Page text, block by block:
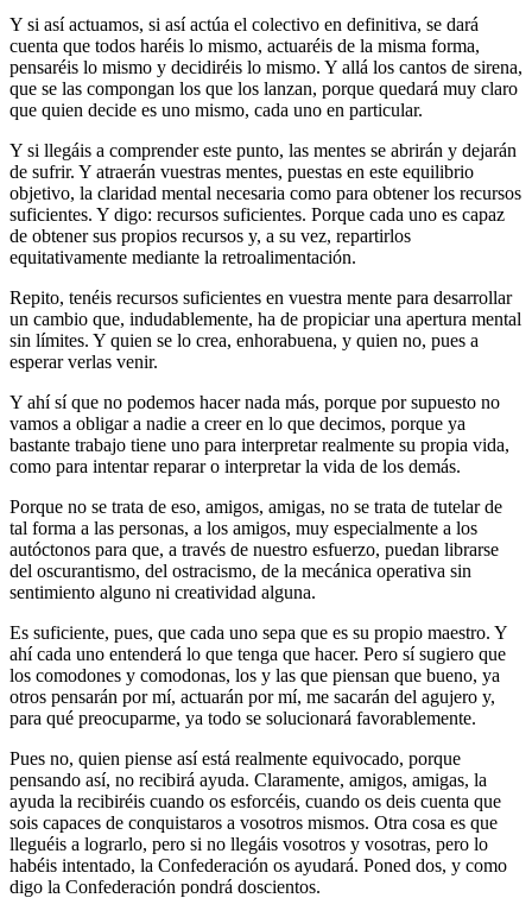
Y si así actuamos, si así actúa el colectivo en definitiva, se dará
cuenta que todos haréis lo mismo, actuaréis de la misma forma,
pensaréis lo mismo y decidiréis lo mismo. Y allá los cantos de sirena,
que se las compongan los que los lanzan, porque quedará muy claro
que quien decide es uno mismo, cada uno en particular.
Y si llegáis a comprender este punto, las mentes se abrirán y dejarán
de sufrir. Y atraerán vuestras mentes, puestas en este equilibrio
objetivo, la claridad mental necesaria como para obtener los recursos
suficientes. Y digo: recursos suficientes. Porque cada uno es capaz
de obtener sus propios recursos y, a su vez, repartirlos
equitativamente mediante la retroalimentación.
Repito, tenéis recursos suficientes en vuestra mente para desarrollar
un cambio que, indudablemente, ha de propiciar una apertura mental
sin límites. Y quien se lo crea, enhorabuena, y quien no, pues a
esperar verlas venir.
Y ahí sí que no podemos hacer nada más, porque por supuesto no
vamos a obligar a nadie a creer en lo que decimos, porque ya
bastante trabajo tiene uno para interpretar realmente su propia vida,
como para intentar reparar o interpretar la vida de los demás.
Porque no se trata de eso, amigos, amigas, no se trata de tutelar de
tal forma a las personas, a los amigos, muy especialmente a los
autóctonos para que, a través de nuestro esfuerzo, puedan librarse
del oscurantismo, del ostracismo, de la mecánica operativa sin
sentimiento alguno ni creatividad alguna.
Es suficiente, pues, que cada uno sepa que es su propio maestro. Y
ahí cada uno entenderá lo que tenga que hacer. Pero sí sugiero que
los comodones y comodonas, los y las que piensan que bueno, ya
otros pensarán por mí, actuarán por mí, me sacarán del agujero y,
para qué preocuparme, ya todo se solucionará favorablemente.
Pues no, quien piense así está realmente equivocado, porque
pensando así, no recibirá ayuda. Claramente, amigos, amigas, la
ayuda la recibiréis cuando os esforcéis, cuando os deis cuenta que
sois capaces de conquistaros a vosotros mismos. Otra cosa es que
lleguéis a lograrlo, pero si no llegáis vosotros y vosotras, pero lo
habéis intentado, la Confederación os ayudará. Poned dos, y como
digo la Confederación pondrá doscientos.